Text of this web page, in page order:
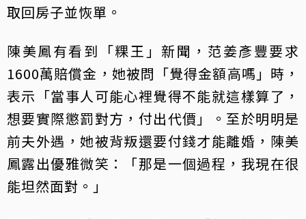
取回房子並恢單。
陳美鳳有看到「粿王」新聞，范姜彥豐要求
1600萬賠償金，她被問「覺得金額高嗎」時，
表示「當事人可能心裡覺得不能就這樣算了，
想要實際懲罰對方，付出代價」。至於明明是
前夫外遇，她被背叛還要付錢才能離婚，陳美
鳳露出優雅微笑：「那是一個過程，我現在很
能坦然面對。」